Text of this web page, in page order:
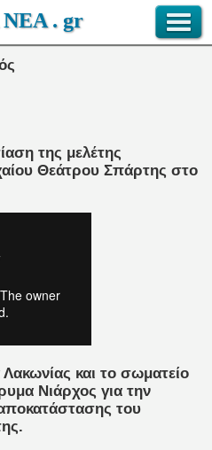
. gr
της μελέτης
Θεάτρου Σπάρτης στο
και το σωματείο
Νιάρχος για την
του